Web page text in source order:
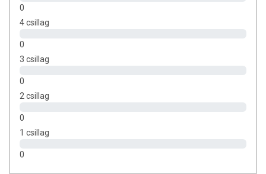
0
4 csillag
0
3 csillag
0
2 csillag
0
1 csillag
0